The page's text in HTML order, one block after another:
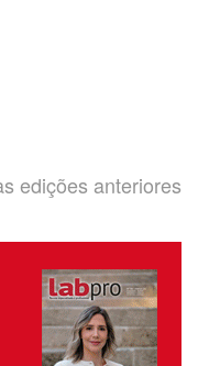
edições anteriores